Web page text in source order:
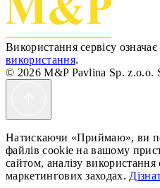
Використання сервісу
використання.
© 2026 M&P Pavlina Sp. z.o.o.
Натискаючи «Приймаю», ви
файлів cookie на вашому
сайтом, аналізу
маркетингових заходах.